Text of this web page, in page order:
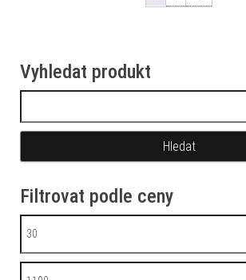
Vyhledat produkt
Filtrovat podle ceny
Minimální cena
Maximální cena